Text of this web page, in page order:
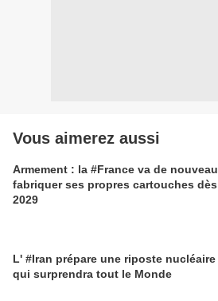
Vous aimerez aussi
Armement : la #France va de nouveau
fabriquer ses propres cartouches dès
2029
L' #Iran prépare une riposte nucléaire
qui surprendra tout le Monde